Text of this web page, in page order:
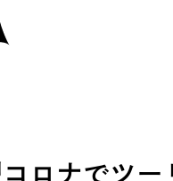
ロナでツ